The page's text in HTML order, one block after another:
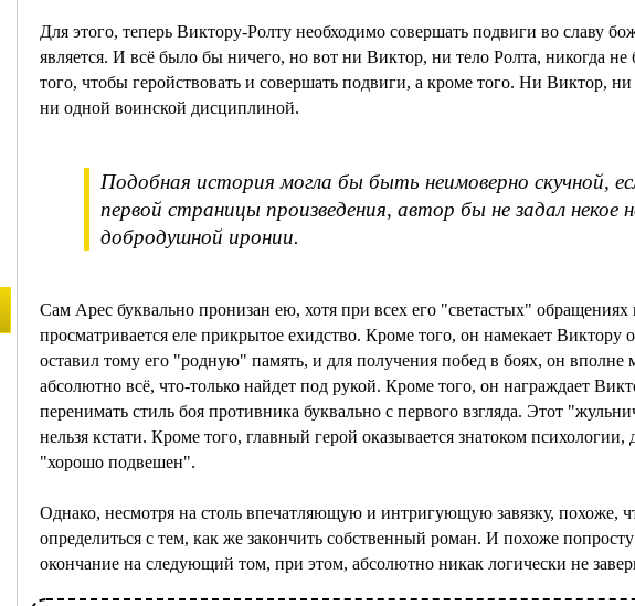
Для этого, теперь Виктору-Ролту необходимо совершать подвиги во славу
является. И всё было бы ничего, но вот ни Виктор, ни тело Ролта, никогда
того, чтобы геройствовать и совершать подвиги, а кроме того. Ни Виктор,
ни одной воинской дисциплиной.
Подобная история могла бы быть неимоверно скучной,
первой страницы произведения, автор бы не задал некое
добродушной иронии.
Сам Арес буквально пронизан ею, хотя при всех его "светастых" обращениях
просматривается еле прикрытое ехидство. Кроме того, он намекает Виктору
оставил тому его "родную" память, и для получения побед в боях, он вполне
абсолютно всё, что-только найдет под рукой. Кроме того, он награждает
перенимать стиль боя противника буквально с первого взгляда. Этот
нельзя кстати. Кроме того, главный герой оказывается знатоком психологии,
"хорошо подвешен".
Однако, несмотря на столь впечатляющую и интригующую завязку, похоже,
определиться с тем, как же закончить собственный роман. И похоже
окончание на следующий том, при этом, абсолютно никак логически не